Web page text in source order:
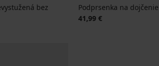
bez
Podprsenka na
41,99 €